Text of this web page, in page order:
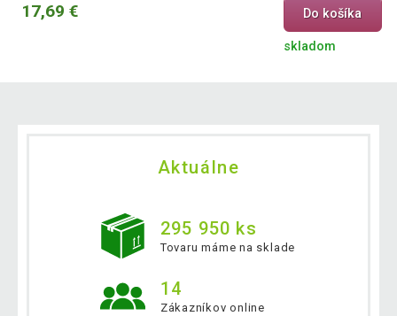
17,69 € Do košíka
skladom
Aktuálne
295 950 ks
Tovaru máme na sklade
14
Zákazníkov online